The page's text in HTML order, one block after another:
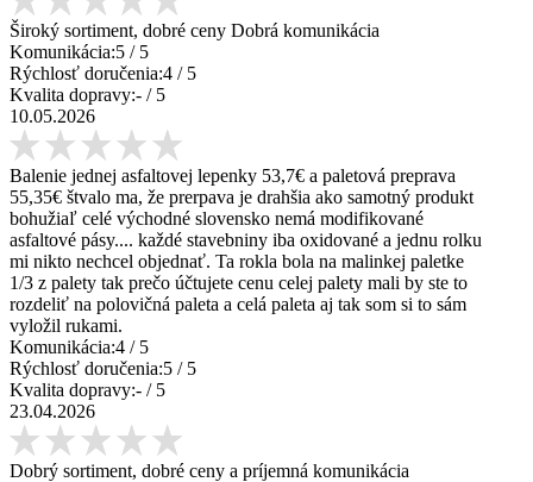
Široký sortiment, dobré ceny Dobrá komunikácia
Komunikácia:5 / 5
Rýchlosť doručenia:4 / 5
Kvalita dopravy:- / 5
10.05.2026
Balenie jednej asfaltovej lepenky 53,7€ a paletová preprava
55,35€ štvalo ma, že prerpava je drahšia ako samotný produkt
bohužiaľ celé východné slovensko nemá modifikované
asfaltové pásy.... každé stavebniny iba oxidované a jednu rolku
mi nikto nechcel objednať. Ta rokla bola na malinkej paletke
1/3 z palety tak prečo účtujete cenu celej palety mali by ste to
rozdeliť na polovičná paleta a celá paleta aj tak som si to sám
vyložil rukami.
Komunikácia:4 / 5
Rýchlosť doručenia:5 / 5
Kvalita dopravy:- / 5
23.04.2026
Dobrý sortiment, dobré ceny a príjemná komunikácia